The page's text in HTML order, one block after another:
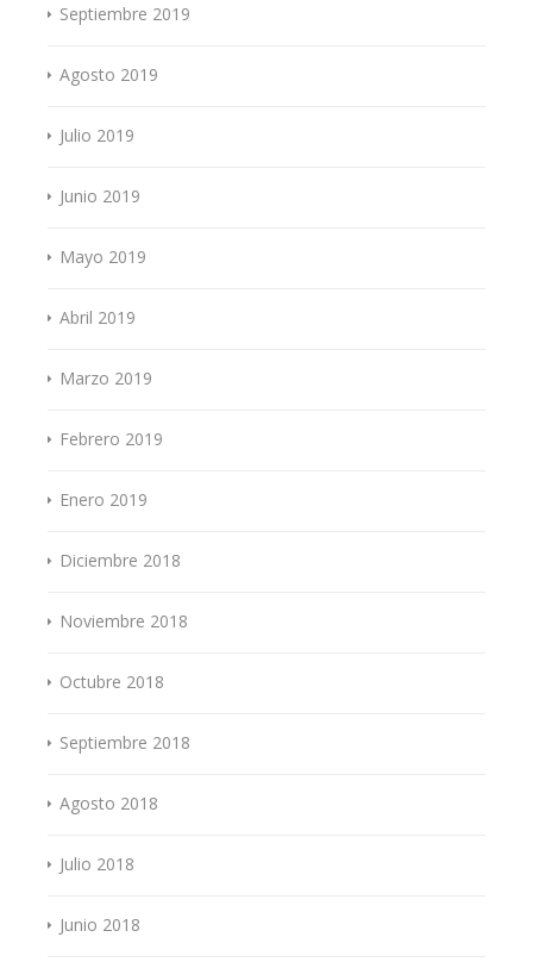
Septiembre 2019
Agosto 2019
Julio 2019
Junio 2019
Mayo 2019
Abril 2019
Marzo 2019
Febrero 2019
Enero 2019
Diciembre 2018
Noviembre 2018
Octubre 2018
Septiembre 2018
Agosto 2018
Julio 2018
Junio 2018